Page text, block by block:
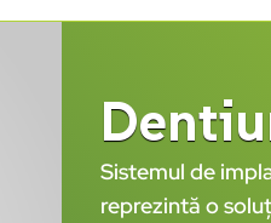
Sistemul de
reprezintă o